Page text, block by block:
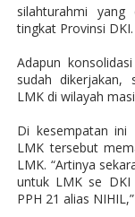
silahturahmi
tingkat Provinsi DKI.
Adapun
sudah dikerjakan,
LMK di wilayah
Di kesempatan ini
LMK tersebut
LMK. “Artinya
untuk LMK se DKI
PPH 21 alias